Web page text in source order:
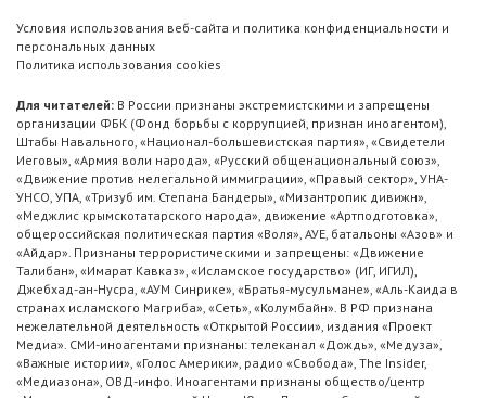
Условия использования веб-сайта и политика конфиденциальности и
персональных данных
Политика использования cookies
Для читателей: В России признаны экстремистскими и запрещены
организации ФБК (Фонд борьбы с коррупцией, признан иноагентом),
Штабы Навального, «Национал-большевистская партия», «Свидетели
Иеговы», «Армия воли народа», «Русский общенациональный союз»,
«Движение против нелегальной иммиграции», «Правый сектор», УНА-
УНСО, УПА, «Тризуб им. Степана Бандеры», «Мизантропик дивижн»,
«Меджлис крымскотатарского народа», движение «Артподготовка»,
общероссийская политическая партия «Воля», АУЕ, батальоны «Азов» и
«Айдар». Признаны террористическими и запрещены: «Движение
Талибан», «Имарат Кавказ», «Исламское государство» (ИГ, ИГИЛ),
Джебхад-ан-Нусра, «АУМ Синрике», «Братья-мусульмане», «Аль-Каида в
странах исламского Магриба», «Сеть», «Колумбайн». В РФ признана
нежелательной деятельность «Открытой России», издания «Проект
Медиа». СМИ-иноагентами признаны: телеканал «Дождь», «Медуза»,
«Важные истории», «Голос Америки», радио «Свобода», The Insider,
«Медиазона», ОВД-инфо. Иноагентами признаны общество/центр